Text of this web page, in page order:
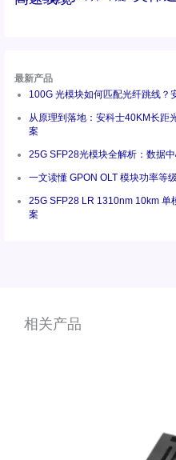
最新产品
100G 光模块如何匹配光纤跳线？
从原理到落地：安科士40KM长距
案
25G SFP28光模块全解析：数据
一文读懂 GPON OLT 模块功率等
25G SFP28 LR 1310nm 10km 单
案
相关产品